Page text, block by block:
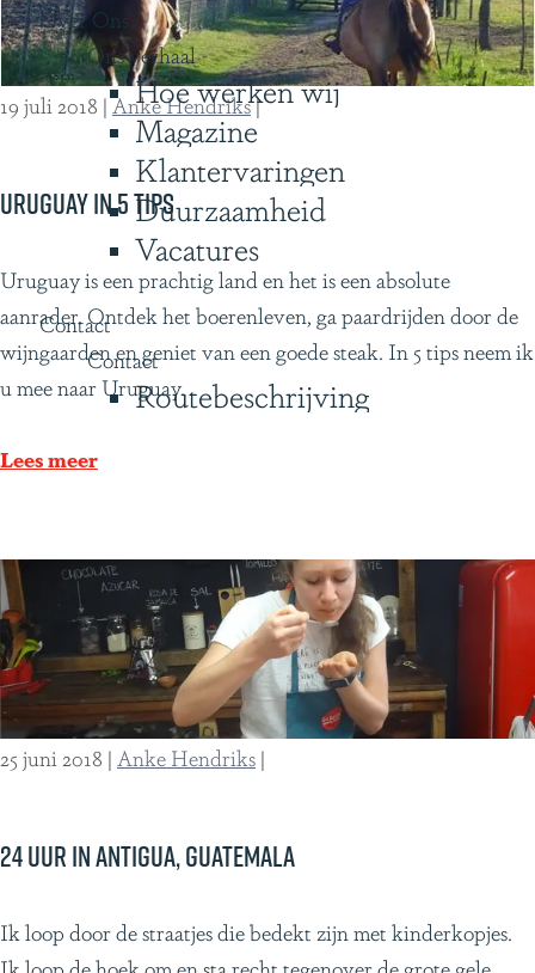
Over Ons
Ons verhaal
Hoe werken wij
Magazine
Klantervaringen
Duurzaamheid
Vacatures
Contact
Contact
Routebeschrijving
a
n
h
w
o
Uruguay in 5 tips
19 juli 2018 |Anke Hendriks|
U
r
u
g
a
n
5
t
i
p
s
Uruguay is een prachtig land en het is een absolute
aanrader. Ontdek het boerenleven, ga paardrijden door de
wijngaarden en geniet van een goede steak. In 5 tips neem ik
u mee naar Uruguay.
Lees meer
24 uur in Antigua, Guatemala
25 juni 2018 | Anke Hendriks|
2
4
Ik loop door de straatjes die bedekt zijn met kinderkopjes.